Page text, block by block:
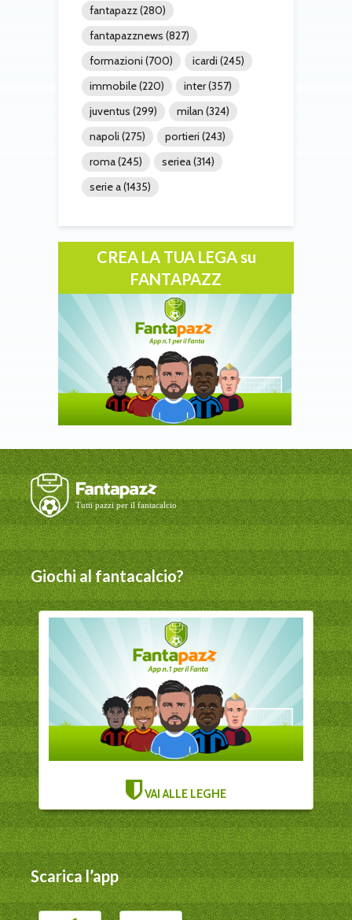
fantapazz(280)
fantapazznews (827)
formazioni (700) icardi (245)
immobile(220) inter(357)
juventus (299) milan (324)
napoli (275) portieri (243)
roma(245) seriea(314)
serie a(1435)
CREA LA TUA LEGA su
FANTAPAZZ
Giochi al fantacalcio?
VAI ALLE LEGHE
Scarica l’app